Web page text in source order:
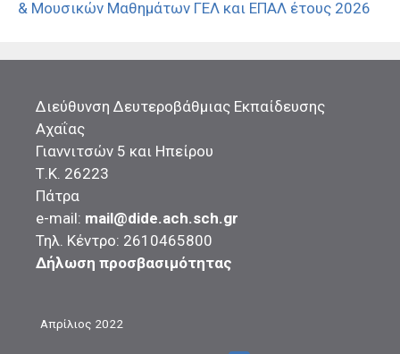
& Μουσικών Μαθημάτων ΓΕΛ και ΕΠΑΛ έτους 2026
Διεύθυνση Δευτεροβάθμιας Εκπαίδευσης
Αχαΐας
Γιαννιτσών 5 και Ηπείρου
Τ.Κ. 26223
Πάτρα
e-mail: mail@dide.ach.sch.gr
Τηλ. Κέντρο: 2610465800
Δήλωση προσβασιμότητας
Απρίλιος 2022